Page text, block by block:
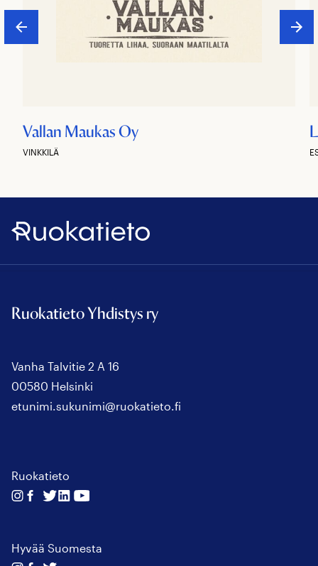
Vallan Maukas Oy
VINKKILÄ
Ruokatieto
Ruokatieto Yhdistys ry
Vanha Talvitie 2 A 16
00580 Helsinki
etunimi.sukunimi@ruokatieto.fi
Ruokatieto
Seuraa
Seuraa
Seuraa
SeuraaSeuraa
Hyvää Suomesta